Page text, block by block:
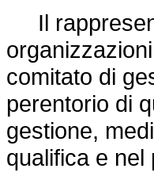
Il
comitato di
perentorio di
gestione,
qualifica e